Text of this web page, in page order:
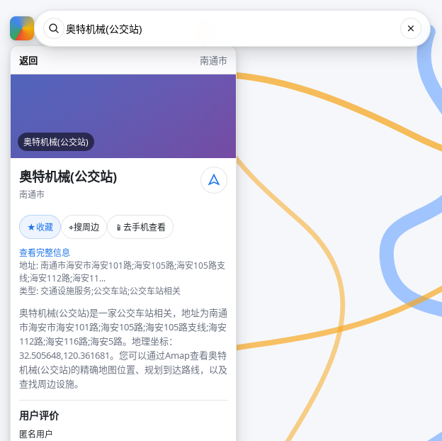
返回 南通市
奥特机械(公交站)
奥特机械(公交站)
南通市
★收藏 ⌖搜周边 📱 去手机查看
查看完整信息
地址: 南通市海安市海安101路;海安105路;海安105路支
线;海安112路;海安11...
类型: 交通设施服务;公交车站;公交车站相关
奥特机械(公交站)是一家公交车站相关，地址为南通
市海安市海安101路;海安105路;海安105路支线;海安
112路;海安116路;海安5路。地理坐标：
32.505648,120.361681。您可以通过Amap查看奥特
机械(公交站)的精确地图位置、规划到达路线，以及
查找周边设施。
用户评价
匿名用户